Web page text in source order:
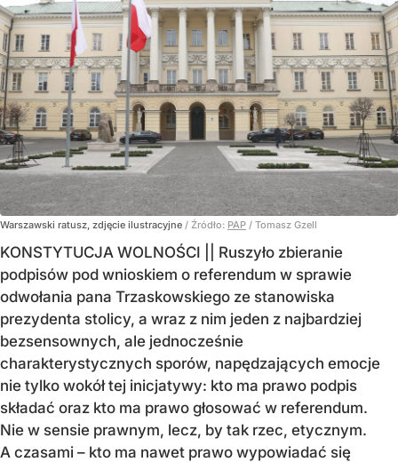
Warszawski ratusz, zdjęcie ilustracyjne / Źródło: PAP / Tomasz Gzell
KONSTYTUCJA WOLNOŚCI || Ruszyło zbieranie
podpisów pod wnioskiem o referendum w sprawie
odwołania pana Trzaskowskiego ze stanowiska
prezydenta stolicy, a wraz z nim jeden z najbardziej
bezsensownych, ale jednocześnie
charakterystycznych sporów, napędzających emocje
nie tylko wokół tej inicjatywy: kto ma prawo podpis
składać oraz kto ma prawo głosować w referendum.
Nie w sensie prawnym, lecz, by tak rzec, etycznym.
A czasami – kto ma nawet prawo wypowiadać się